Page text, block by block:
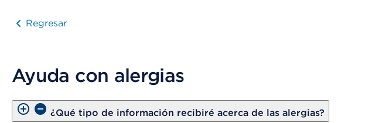
Regresar
Ayuda con alergias
¿Qué tipo de información recibiré acerca de las alergias?